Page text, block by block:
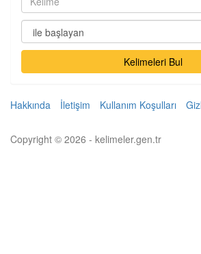
Kelimeleri Bul
Hakkında İletişim Kullanım Koşulları
Copyright © 2026 - kelimeler.gen.tr